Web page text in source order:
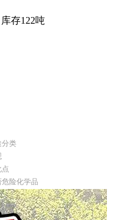
存122吨
分类
点
危险化学品